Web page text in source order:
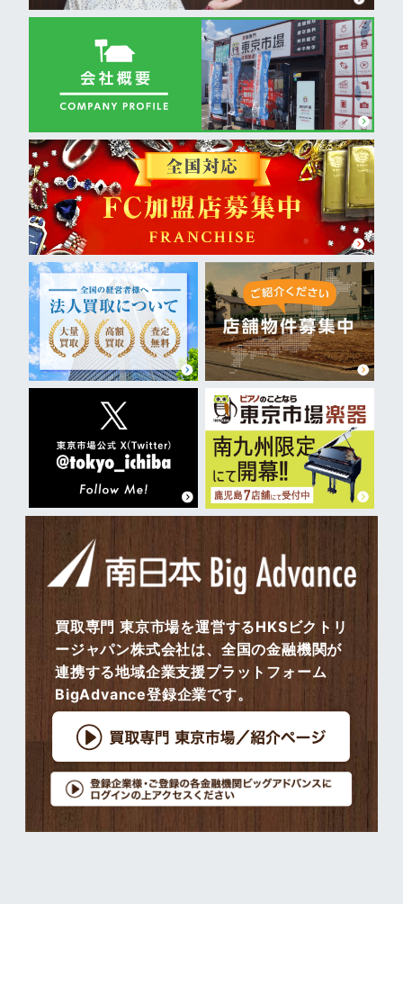
買取専門 東京市場を運営するHKSビクトリ
ージャパン株式会社は、全国の金融機関が
連携する地域企業支援プラットフォーム
BigAdvance登録企業です。